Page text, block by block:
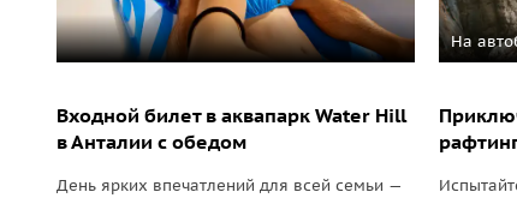
Входной билет в аквапарк Water Hill
в Анталии с обедом
День ярких впечатлений для всей семьи —
На